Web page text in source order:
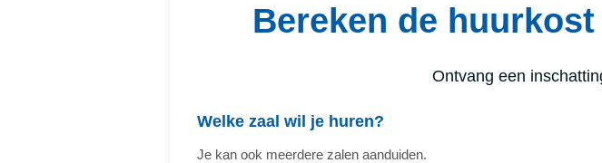
Bereken de
Ontvang een
Welke zaal wil je huren?
Je kan ook meerdere zalen aanduiden.